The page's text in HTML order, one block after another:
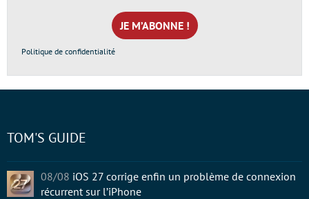
mail
*
Politique de confidentialité
TOM'S GUIDE
08/08 iOS 27 corrige enfin un problème de connexion
récurrent sur l’iPhone